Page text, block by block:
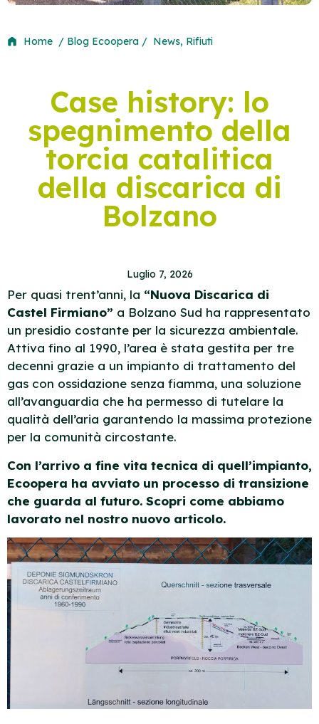
Home / Blog Ecoopera / News, Rifiuti
Case history: lo
spegnimento della
torcia catalitica
della discarica di
Bolzano
Luglio 7, 2026
Per quasi trent’anni, la “Nuova Discarica di
Castel Firmiano” a Bolzano Sud ha rappresentato
un presidio costante per la sicurezza ambientale.
Attiva fino al 1990, l’area è stata gestita per tre
decenni grazie a un impianto di trattamento del
gas con ossidazione senza fiamma, una soluzione
all’avanguardia che ha permesso di tutelare la
qualità dell’aria garantendo la massima protezione
per la comunità circostante.
Con l’arrivo a fine vita tecnica di quell’impianto,
Ecoopera ha avviato un processo di transizione
che guarda al futuro. Scopri come abbiamo
lavorato nel nostro nuovo articolo.